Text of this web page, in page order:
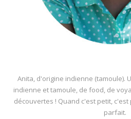
Anita, d'origine indienne (tamoule).
indienne et tamoule, de food, de
découvertes ! Quand c'est petit,
parfait.